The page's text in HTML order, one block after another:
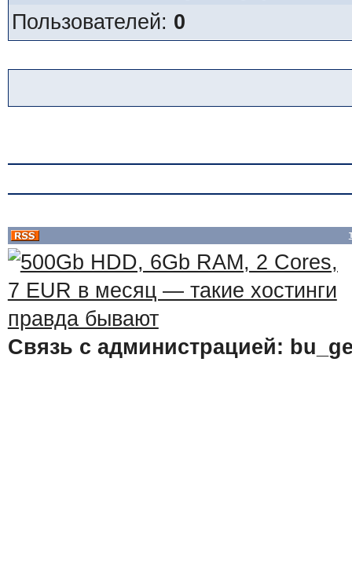
Пользователей: 0
Связь с администрацией: